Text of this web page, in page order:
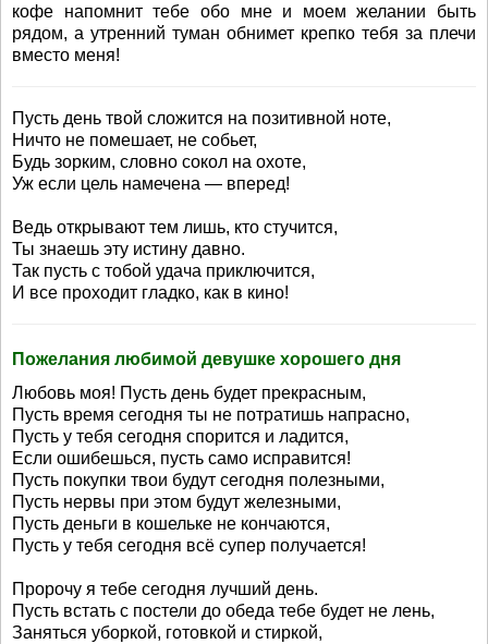
кофе напомнит тебе обо мне и моем желании быть
рядом, а утренний туман обнимет крепко тебя за плечи
вместо меня!
Пусть день твой сложится на позитивной ноте,
Ничто не помешает, не собьет,
Будь зорким, словно сокол на охоте,
Уж если цель намечена — вперед!
Ведь открывают тем лишь, кто стучится,
Ты знаешь эту истину давно.
Так пусть с тобой удача приключится,
И все проходит гладко, как в кино!
Пожелания любимой девушке хорошего дня
Любовь моя! Пусть день будет прекрасным,
Пусть время сегодня ты не потратишь напрасно,
Пусть у тебя сегодня спорится и ладится,
Если ошибешься, пусть само исправится!
Пусть покупки твои будут сегодня полезными,
Пусть нервы при этом будут железными,
Пусть деньги в кошельке не кончаются,
Пусть у тебя сегодня всё супер получается!
Пророчу я тебе сегодня лучший день.
Пусть встать с постели до обеда тебе будет не лень,
Заняться уборкой, готовкой и стиркой,